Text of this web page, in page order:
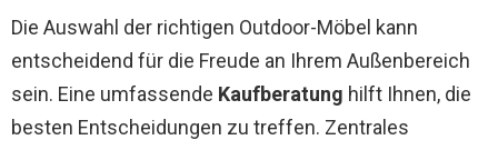
Die Auswahl der richtigen Outdoor-Möbel kann
entscheidend für die Freude an Ihrem Außenbereich
sein. Eine umfassende Kaufberatung hilft Ihnen, die
besten Entscheidungen zu treffen. Zentrales